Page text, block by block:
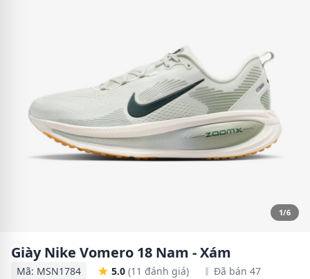
1/6
Giày Nike Vomero 18 Nam - Xám
Mã: MSN1784 5.0 (11 đánh giá) Đã bán 47